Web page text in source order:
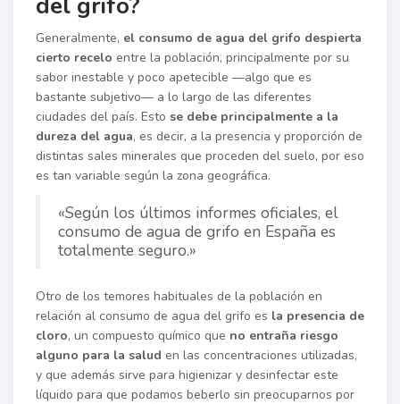
Generalmente, el consumo de agua del grifo despierta
cierto recelo entre la población, principalmente por su
sabor inestable y poco apetecible —algo que es
bastante subjetivo— a lo largo de las diferentes
ciudades del país. Esto se debe principalmente a la
dureza del agua, es decir, a la presencia y proporción de
distintas sales minerales que proceden del suelo, por eso
es tan variable según la zona geográfica.
«Según los últimos informes oficiales, el
consumo de agua de grifo en España es
totalmente seguro.»
Otro de los temores habituales de la población en
relación al consumo de agua del grifo es la presencia de
cloro, un compuesto químico que no entraña riesgo
alguno para la salud en las concentraciones utilizadas,
y que además sirve para higienizar y desinfectar este
líquido para que podamos beberlo sin preocuparnos por